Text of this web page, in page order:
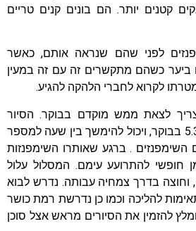
קטנים יותר. הם בונים קנים טריים
לפני שהם שנראה אותם, כאשר
כשהם מתקשרים זה עם זה במעין
לקרוא לחברי הלהקה להגיע.
לצאת ממש מוקדם בבוקר. הסיור
מתחיל מוקדם, בשעה 5.30 בבוקר, ויכול להימשך בין שעה למספר
השימפנזים . ברגע שאותרו השימפנזות
להתרועע עימם. המסלול עלול
וחוצה בדרך צמחיה עבותה. נדרש לבוא
להליכה וכמו כן נדרשת רמת כושר
להזמין את הסיורים מראש אצל סוכן